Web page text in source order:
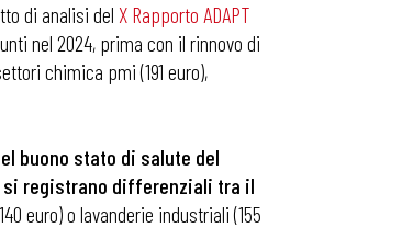
di analisi del X Rapporto ADAPT
nel 2024, prima con il rinnovo di
chimica pmi (191 euro),
buono stato di salute del
si registrano differenziali tra il
euro) o lavanderie industriali (155